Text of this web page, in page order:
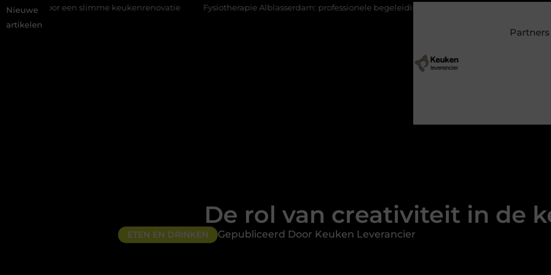
Nieuwe
artikelen
slimme keukenrenovatie Fysiotherapie Alblasserdam: professionele begeleiding bij pijn en herstel
Partners
De rol van creativiteit in de
ETEN EN DRINKEN Gepubliceerd Door Keuken Leverancier